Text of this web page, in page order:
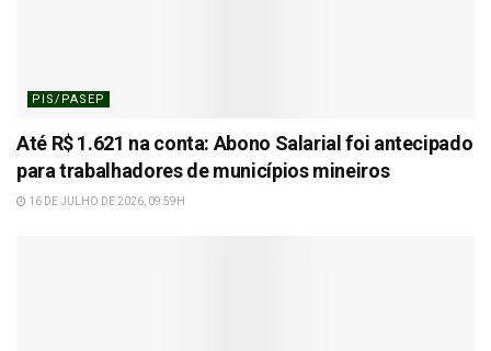
PIS/PASEP
Até R$ 1.621 na conta: Abono Salarial foi antecipado
para trabalhadores de municípios mineiros
16 DE JULHO DE 2026, 09:59H